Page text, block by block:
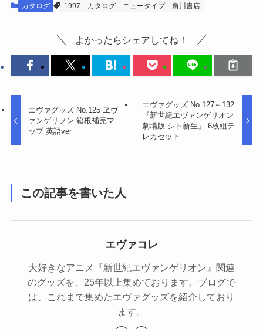
カタログ 1997 カタログ ニュータイプ 角川書店
よかったらシェアしてね！
エヴァグッズ No.125 ヱヴ
ァンゲリヲン 箱根補完マ
ップ 英語ver
エヴァグッズ No.127～132
『新世紀エヴァンゲリオン
劇場版 シト新生』 6枚組テ
レカセット
この記事を書いた人
エヴァコレ
大好きなアニメ『新世紀エヴァンゲリオン』関連
のグッズを、25年以上集めております。ブログで
は、これまで集めたエヴァグッズを紹介しており
ます。